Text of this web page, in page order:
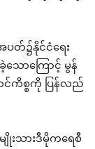
တ်၌နိုင်ငံရေး
သောကြောင့် မွန်
ကိစ္စကို ပြန်လည်
းသားဒီမိုကရေစီ